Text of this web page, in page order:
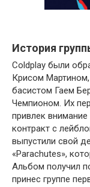
История
Coldplay были
Крисом
басистом Гаем
Чемпионом. Их
привлек
контракт с
выпустили свой
«Parachutes»,
Альбом получил
принес группе